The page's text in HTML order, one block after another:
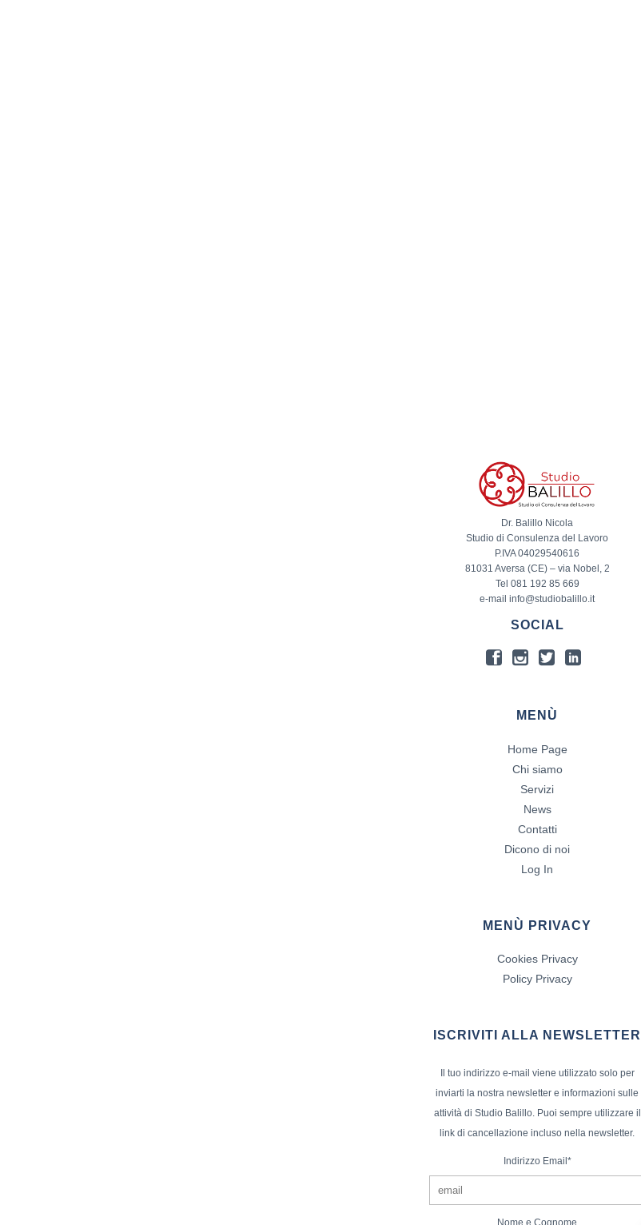
Dr. Balillo Nicola
Studio di Consulenza del Lavoro
P.IVA 04029540616
81031 Aversa (CE) – via Nobel, 2
Tel 081 192 85 669
e-mail info@studiobalillo.it
SOCIAL
MENÙ
Home Page
Chi siamo
Servizi
News
Contatti
Dicono di noi
Log In
MENÙ PRIVACY
Cookies Privacy
Policy Privacy
ISCRIVITI ALLA NEWSLETTER
Il tuo indirizzo e-mail viene utilizzato solo per
inviarti la nostra newsletter e informazioni sulle
attività di Studio Balillo. Puoi sempre utilizzare il
link di cancellazione incluso nella newsletter.
Indirizzo Email*
Nome e Cognome